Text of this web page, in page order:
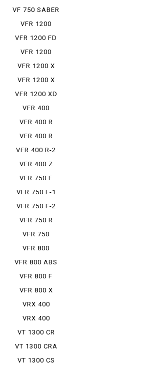
VF 750 SABER
VFR 1200
VFR 1200 FD
VFR 1200
FDCT
VFR 1200 X
VFR 1200 X
DCT
VFR 1200 XD
VFR 400
VFR 400 R
VFR 400 R
PRO-ARM
VFR 400 R-2
VFR 400 Z
VFR 750 F
VFR 750 F-1
VFR 750 F-2
VFR 750 R
VFR 750
TRAINING CAR
VFR 800
VFR 800 ABS
VFR 800 F
VFR 800 X
VRX 400
VRX 400
ROADSTER
VT 1300 CR
VT 1300 CRA
VT 1300 CS